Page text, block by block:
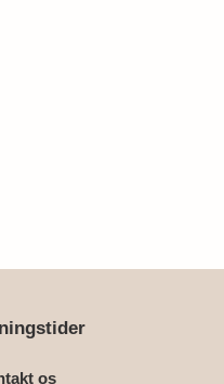
os